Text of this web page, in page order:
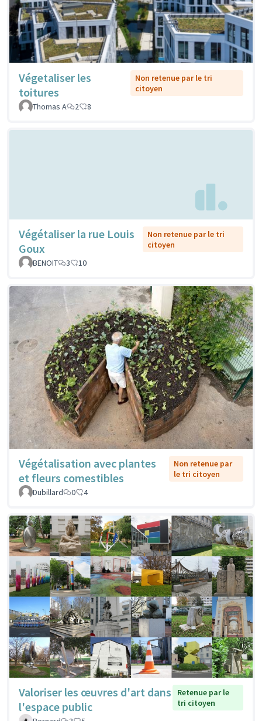
Végetaliser les
toitures
Non retenue par le tri
citoyen
Thomas A
2 8
Végétaliser la rue Louis
Goux
Non retenue par le tri
citoyen
BENOIT
3 10
Végétalisation avec plantes
et fleurs comestibles
Non retenue par
le tri citoyen
Dubillard
0 4
Valoriser les œuvres d'art dans
l'espace public
Retenue par le
tri citoyen